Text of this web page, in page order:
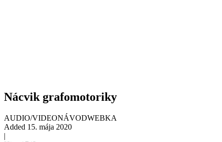
Nácvik grafomotoriky
AUDIO/VIDEONÁVODWEBKA
Added 15. mája 2020
|